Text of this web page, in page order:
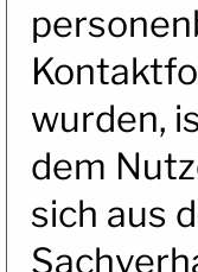
wurden,
dem
sich aus